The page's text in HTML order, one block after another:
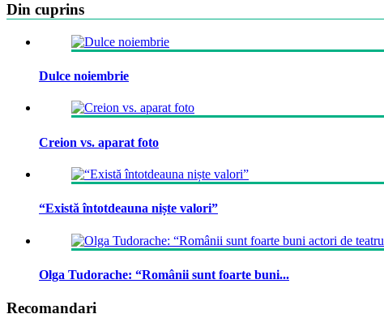
Din cuprins
Dulce noiembrie
Creion vs. aparat foto
“Există întotdeauna niște valori”
Olga Tudorache: “Românii sunt foarte buni...
Recomandari